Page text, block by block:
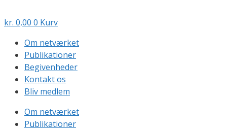
til
kr. 0,00 0 Kurv
Om netværket
Publikationer
Begivenheder
Kontakt os
Bliv medlem
Om netværket
Publikationer